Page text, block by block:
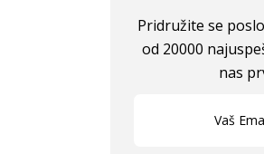
Pridružite se
od 20000
nas